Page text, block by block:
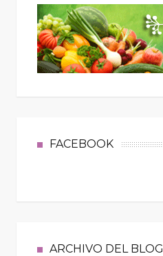
FACEBOOK
ARCHIVO DEL BLOG